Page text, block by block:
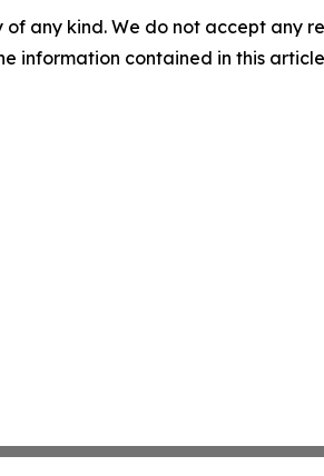
any kind. We do not accept any
information contained in this